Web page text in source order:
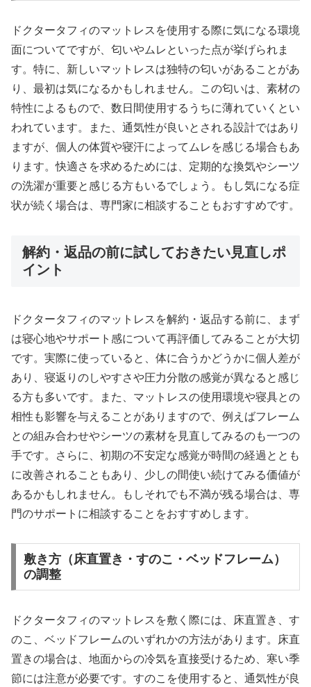
ドクタータフィのマットレスを使用する際に気になる環境
面についてですが、匂いやムレといった点が挙げられま
す。特に、新しいマットレスは独特の匂いがあることがあ
り、最初は気になるかもしれません。この匂いは、素材の
特性によるもので、数日間使用するうちに薄れていくとい
われています。また、通気性が良いとされる設計ではあり
ますが、個人の体質や寝汗によってムレを感じる場合もあ
ります。快適さを求めるためには、定期的な換気やシーツ
の洗濯が重要と感じる方もいるでしょう。もし気になる症
状が続く場合は、専門家に相談することもおすすめです。
解約・返品の前に試しておきたい見直しポ
イント
ドクタータフィのマットレスを解約・返品する前に、まず
は寝心地やサポート感について再評価してみることが大切
です。実際に使っていると、体に合うかどうかに個人差が
あり、寝返りのしやすさや圧力分散の感覚が異なると感じ
る方も多いです。また、マットレスの使用環境や寝具との
相性も影響を与えることがありますので、例えばフレーム
との組み合わせやシーツの素材を見直してみるのも一つの
手です。さらに、初期の不安定な感覚が時間の経過ととも
に改善されることもあり、少しの間使い続けてみる価値が
あるかもしれません。もしそれでも不満が残る場合は、専
門のサポートに相談することをおすすめします。
敷き方（床直置き・すのこ・ベッドフレーム）
の調整
ドクタータフィのマットレスを敷く際には、床直置き、す
のこ、ベッドフレームのいずれかの方法があります。床直
置きの場合は、地面からの冷気を直接受けるため、寒い季
節には注意が必要です。すのこを使用すると、通気性が良